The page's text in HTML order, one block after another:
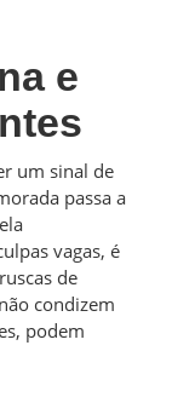
e
um sinal de
passa a
vagas, é
de
condizem
podem